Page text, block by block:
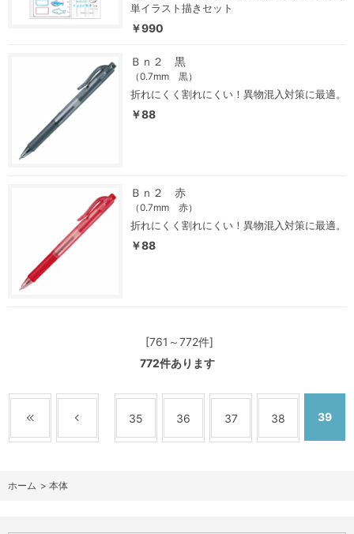
単イラスト描きセット
￥990
Ｂｎ２ 黒
（0.7mm 黒）
折れにくく割れにくい！異物混入対策に最適。
￥88
Ｂｎ２ 赤
（0.7mm 赤）
折れにくく割れにくい！異物混入対策に最適。
￥88
[761～772件]
772件あります
35 36 37 38 39
ホーム > 本体